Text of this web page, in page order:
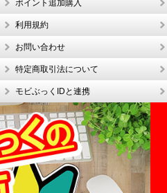
ポイント追加購入
利用規約
お問い合わせ
特定商取引法について
モビぶっくIDと連携